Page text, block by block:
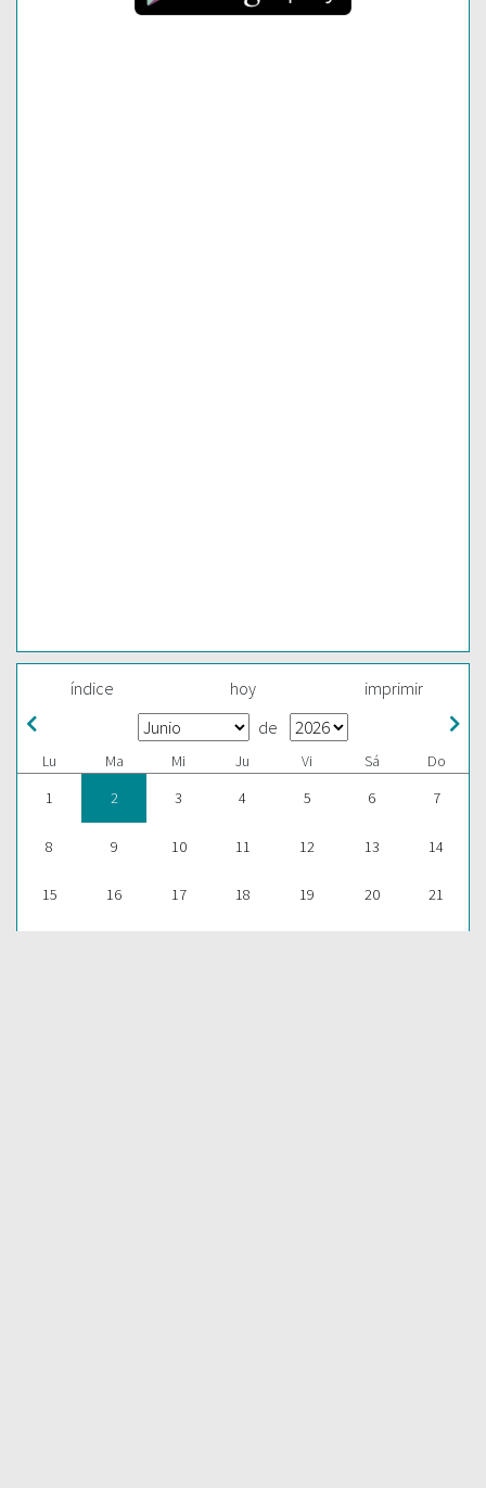
índice hoy imprimir
de
Lu Ma Mi Ju Vi Sá
Do
1
2 3 4 5 6 7
8 9 10 11 12 13 14
15 16 17 18 19 20 21